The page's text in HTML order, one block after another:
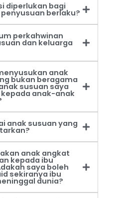
diperlukan bagi
berlaku?
perkahwinan
dan keluarga
anak
bukan beragama
susuan saya
anak-anak
anak susuan yang
anak angkat
kepada ibu
saya boleh
sekiranya ibu
dunia?